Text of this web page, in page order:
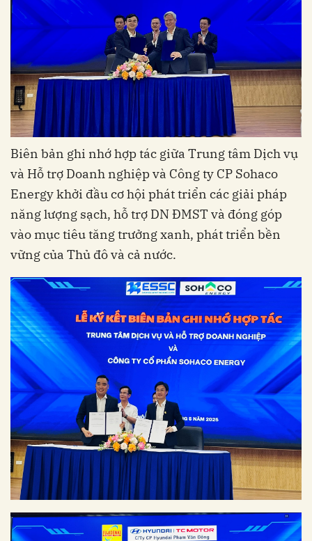
Biên bản ghi nhớ hợp tác giữa Trung tâm Dịch vụ
và Hỗ trợ Doanh nghiệp và Công ty CP Sohaco
Energy khởi đầu cơ hội phát triển các giải pháp
năng lượng sạch, hỗ trợ DN ĐMST và đóng góp
vào mục tiêu tăng trưởng xanh, phát triển bền
vững của Thủ đô và cả nước.